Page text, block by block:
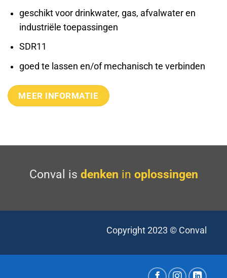
geschikt voor drinkwater, gas, afvalwater en
industriële toepassingen
SDR11
goed te lassen en/of mechanisch te verbinden
MEER INFORMATIE
Conval is denken in oplossingen
Copyright 2023 © Conval